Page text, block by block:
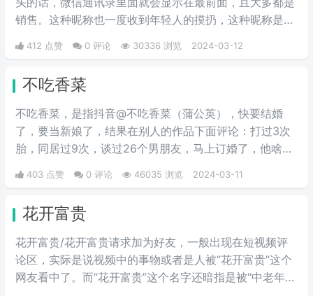
销售。这种昵称也一度收到年轻人的摸扔，这种昵称是模
412 点赞 0 评论 30336 浏览 2024-03-12
不吃香菜
不吃香菜，是指抖音@不吃香菜（蒲公英），快要结婚
了，要当新娘了，结果在别人的作品下面评论：打过3次
胎，同居过9次，谈过26个男朋友，马上订婚了，他啥都
403 点赞 0 评论 46035 浏览 2024-03-11
花开富贵
花开富贵/花开富贵请求加为好友，一般出现在短视频评
论区，实际是说视频中的事物或者是人被“花开富贵”这个
网友看中了。而“花开富贵”这个名字还暗指是被“中老年